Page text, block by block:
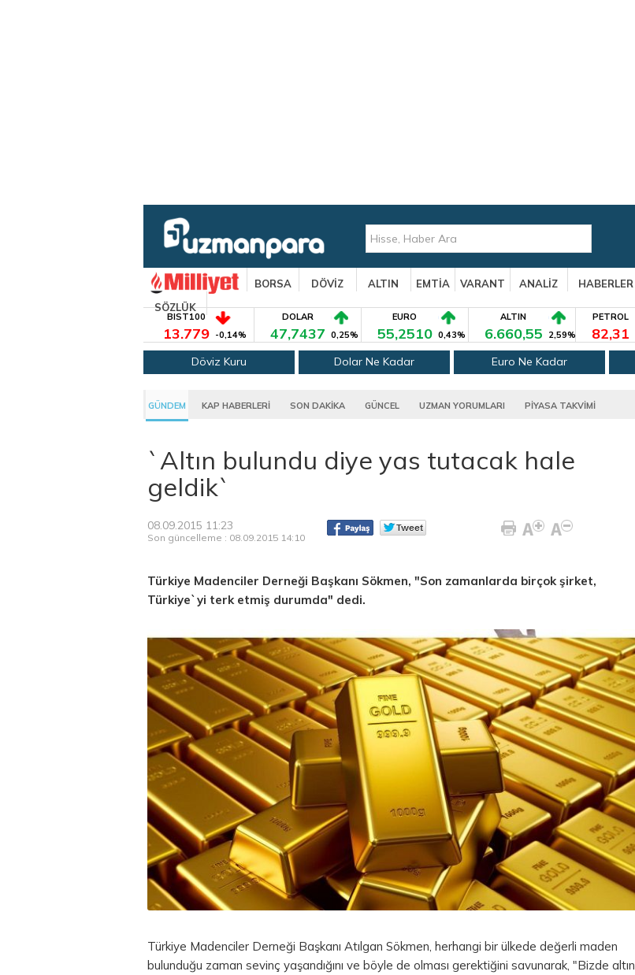
BORSA DÖVİZ ALTIN EMTİA VARANT ANALİZ HABERLER
SÖZLÜK
BIST100
13.779 -0,14%
DOLAR
47,7437 0,25%
EURO
55,2510 0,43%
ALTIN
6.660,55 2,59%
PETROL
82,31
Döviz Kuru Dolar Ne Kadar Euro Ne Kadar
GÜNDEM KAP HABERLERİ SON DAKİKA GÜNCEL UZMAN YORUMLARI PİYASA TAKVİMİ
`Altın bulundu diye yas tutacak hale
geldik`
08.09.2015 11:23
Son güncelleme : 08.09.2015 14:10
Türkiye Madenciler Derneği Başkanı Sökmen, "Son zamanlarda birçok şirket,
Türkiye`yi terk etmiş durumda" dedi.
Türkiye Madenciler Derneği Başkanı Atılgan Sökmen, herhangi bir ülkede değerli maden
bulunduğu zaman sevinç yaşandığını ve böyle de olması gerektiğini savunarak, "Bizde altın